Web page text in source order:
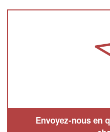
Envoyez-nous en